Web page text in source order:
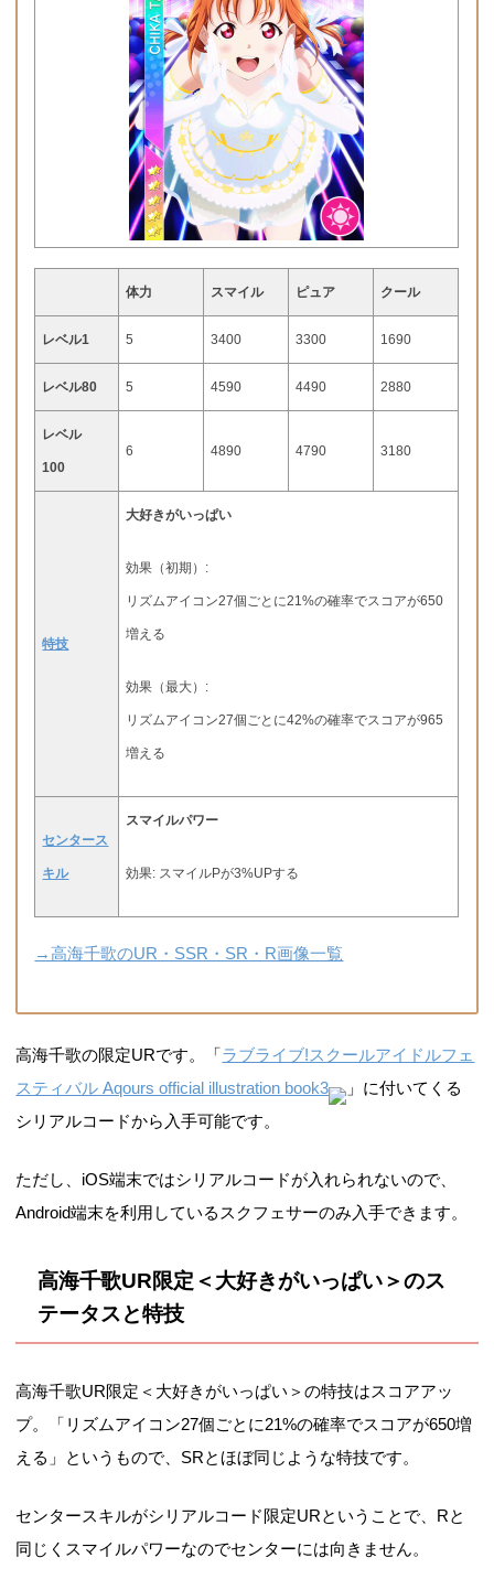
体力 スマイル ピュア クール
レベル1 5 3400 3300 1690
レベル80 5 4590 4490 2880
レベル
100
6 4890 4790 3180
特技
大好きがいっぱい
効果（初期）:
リズムアイコン27個ごとに21%の確率でスコアが650
増える
効果（最大）:
リズムアイコン27個ごとに42%の確率でスコアが965
増える
センタース
キル
スマイルパワー
効果: スマイルPが3%UPする
→高海千歌のUR・SSR・SR・R画像一覧
高海千歌の限定URです。「ラブライブ!スクールアイドルフェ
スティバル Aqours official illustration book3
」に付いてくる
シリアルコードから入手可能です。
ただし、iOS端末ではシリアルコードが入れられないので、
Android端末を利用しているスクフェサーのみ入手できます。
高海千歌UR限定＜大好きがいっぱい＞のス
テータスと特技
高海千歌UR限定＜大好きがいっぱい＞の特技はスコアアッ
プ。「リズムアイコン27個ごとに21%の確率でスコアが650増
える」というもので、SRとほぼ同じような特技です。
センタースキルがシリアルコード限定URということで、Rと
同じくスマイルパワーなのでセンターには向きません。